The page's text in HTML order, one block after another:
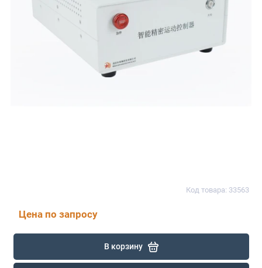
Код товара: 33563
Цена по запросу
В корзину